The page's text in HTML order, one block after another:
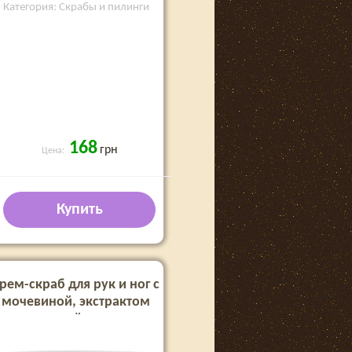
Категория: Скрабы и пилинги
Цена: 168 грн
Купить
скраб для рук и ног с
мочевиной, экстрактом
водорослей и маслом